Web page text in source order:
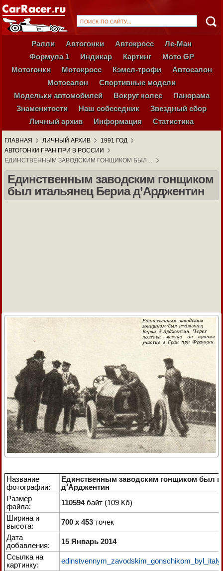
Ралли Автогонки Автокросс
Ле-Ман
Формула 1
Индикар Картинг
Мото GP
Мотогонки
Мотокросс Кэмел-трофи
Автосалон
Мотосалон
Спортивные модели
Модельки автомобилей
Вокруг колес
Панорама
Знаменитости
Наш собеседник
Звездный сбор
Личный архив
Информация Статистика
ГЛАВНАЯ ЛИЧНЫЙ АРХИВ
1991 ГОД
АВТОГОНКИ ГРАН ПРИ В РОССИИ
ЕДИНСТВЕННЫМ ЗАВОДСКИМ ГОНЩИКОМ БЫЛ…
Единственным заводским гонщиком
был итальянец Бериа д’Арджентин
Название
фотографии:
Единственным заводским гонщиком был
д’Арджентин
Размер
файла:
110594байт (109 Кб)
Ширина и
высота:
700 x 453 точек
Дата
добавления:
15 Январь 2014
Ссылка на
картинку: